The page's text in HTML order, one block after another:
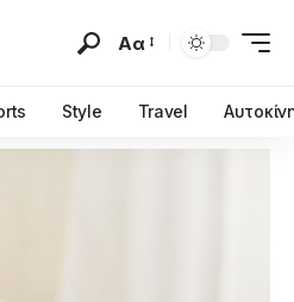
Αα
Style Travel